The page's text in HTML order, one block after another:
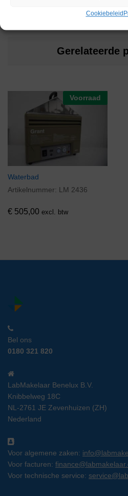
Cookiebeleid
Gerelateerde
Voorraad
Waterbad
Artikelnummer: LM 2436
€ 505,00 excl. btw
Bel ons
0180 321 820
LabMakelaar Benelux B.V.
Knibbelweg 18C
NL-2761 JE Zevenhuizen (ZH)
Nederland
Voor algemene zaken:
Voor facturen:
Voor technische service: